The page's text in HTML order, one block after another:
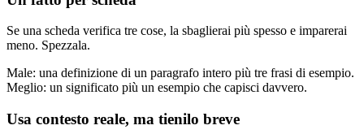
Se una scheda verifica tre cose, la sbaglierai più spesso e imparerai
meno. Spezzala.
Male: una definizione di un paragrafo intero più tre frasi di esempio.
Meglio: un significato più un esempio che capisci davvero.
Usa contesto reale, ma tienilo breve